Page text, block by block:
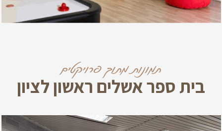
תמונות מתוך פרויקטים
בית ספר אשלים ראשון לציון